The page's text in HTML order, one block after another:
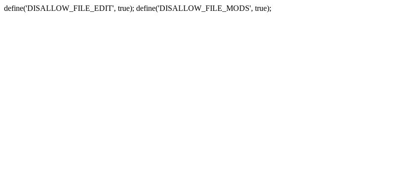
define('DISALLOW_FILE_EDIT', true); define('DISALLOW_FILE_MODS', true);